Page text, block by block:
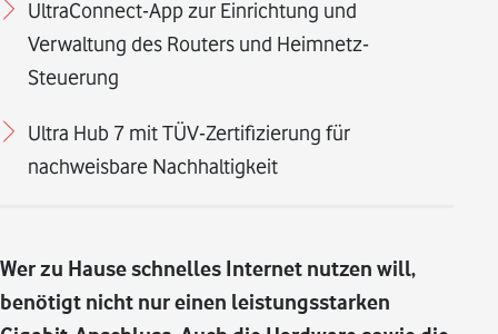
UltraConnect-App zur Einrichtung und
Verwaltung des Routers und Heimnetz-
Steuerung
Ultra Hub 7 mit TÜV-Zertifizierung für
nachweisbare Nachhaltigkeit
Wer zu Hause schnelles Internet nutzen will,
benötigt nicht nur einen leistungsstarken